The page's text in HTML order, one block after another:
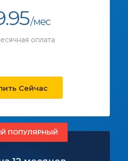
/мес
оплата
Сейчас
ПОПУЛЯРНЫЙ